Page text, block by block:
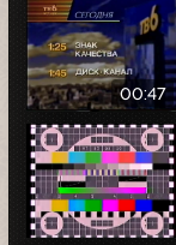
00:47